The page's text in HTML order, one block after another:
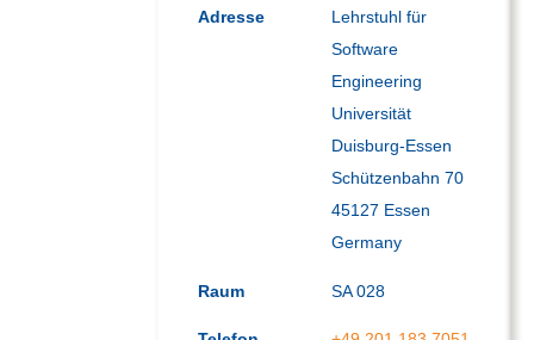
Adresse
Lehrstuhl für
Software
Engineering
Universität
Duisburg-Essen
Schützenbahn 70
45127 Essen
Germany
Raum SA 028